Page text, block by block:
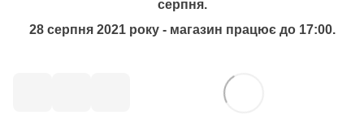
серпня.
28 серпня 2021 року - магазин працює до 17:00.